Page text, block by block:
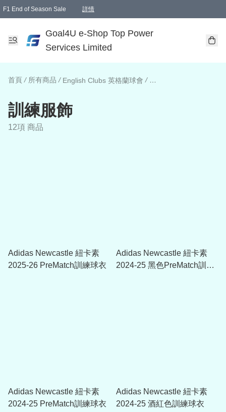
F1 End of Season Sale 詳情
Goal4U e-Shop Top Power
Services Limited
首頁 / 所有商品 / English Clubs 英格蘭球會 /
訓練服飾
12項 商品
Adidas Newcastle 紐卡素
2025-26 PreMatch訓練球衣
Adidas Newcastle 紐卡素
2024-25 黑色PreMatch訓練
Adidas Newcastle 紐卡素
2024-25 PreMatch訓練球衣
Adidas Newcastle 紐卡素
2024-25 酒紅色訓練球衣